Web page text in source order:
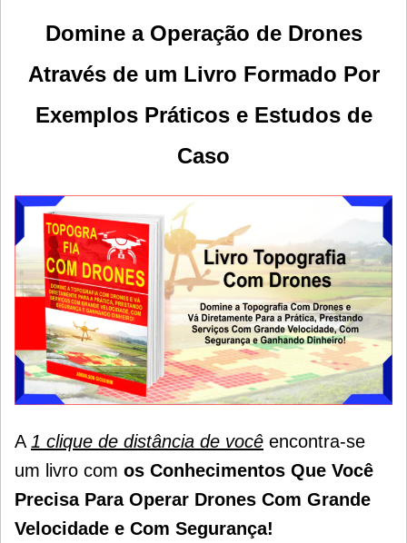
Domine a Operação de Drones
Através de um Livro Formado Por
Exemplos Práticos e Estudos de
Caso
A 1 clique de distância de você encontra-se
um livro com os Conhecimentos Que Você
Precisa Para Operar Drones Com Grande
Velocidade e Com Segurança!